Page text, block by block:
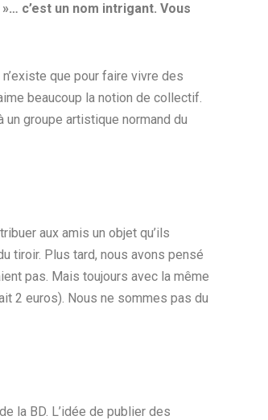
c’est un nom intrigant. Vous
que pour faire vivre des
beaucoup la notion de collectif.
un groupe artistique normand du
aux amis un objet qu’ils
tiroir. Plus tard, nous avons pensé
pas. Mais toujours avec la même
2 euros). Nous ne sommes pas du
la BD. L’idée de publier des